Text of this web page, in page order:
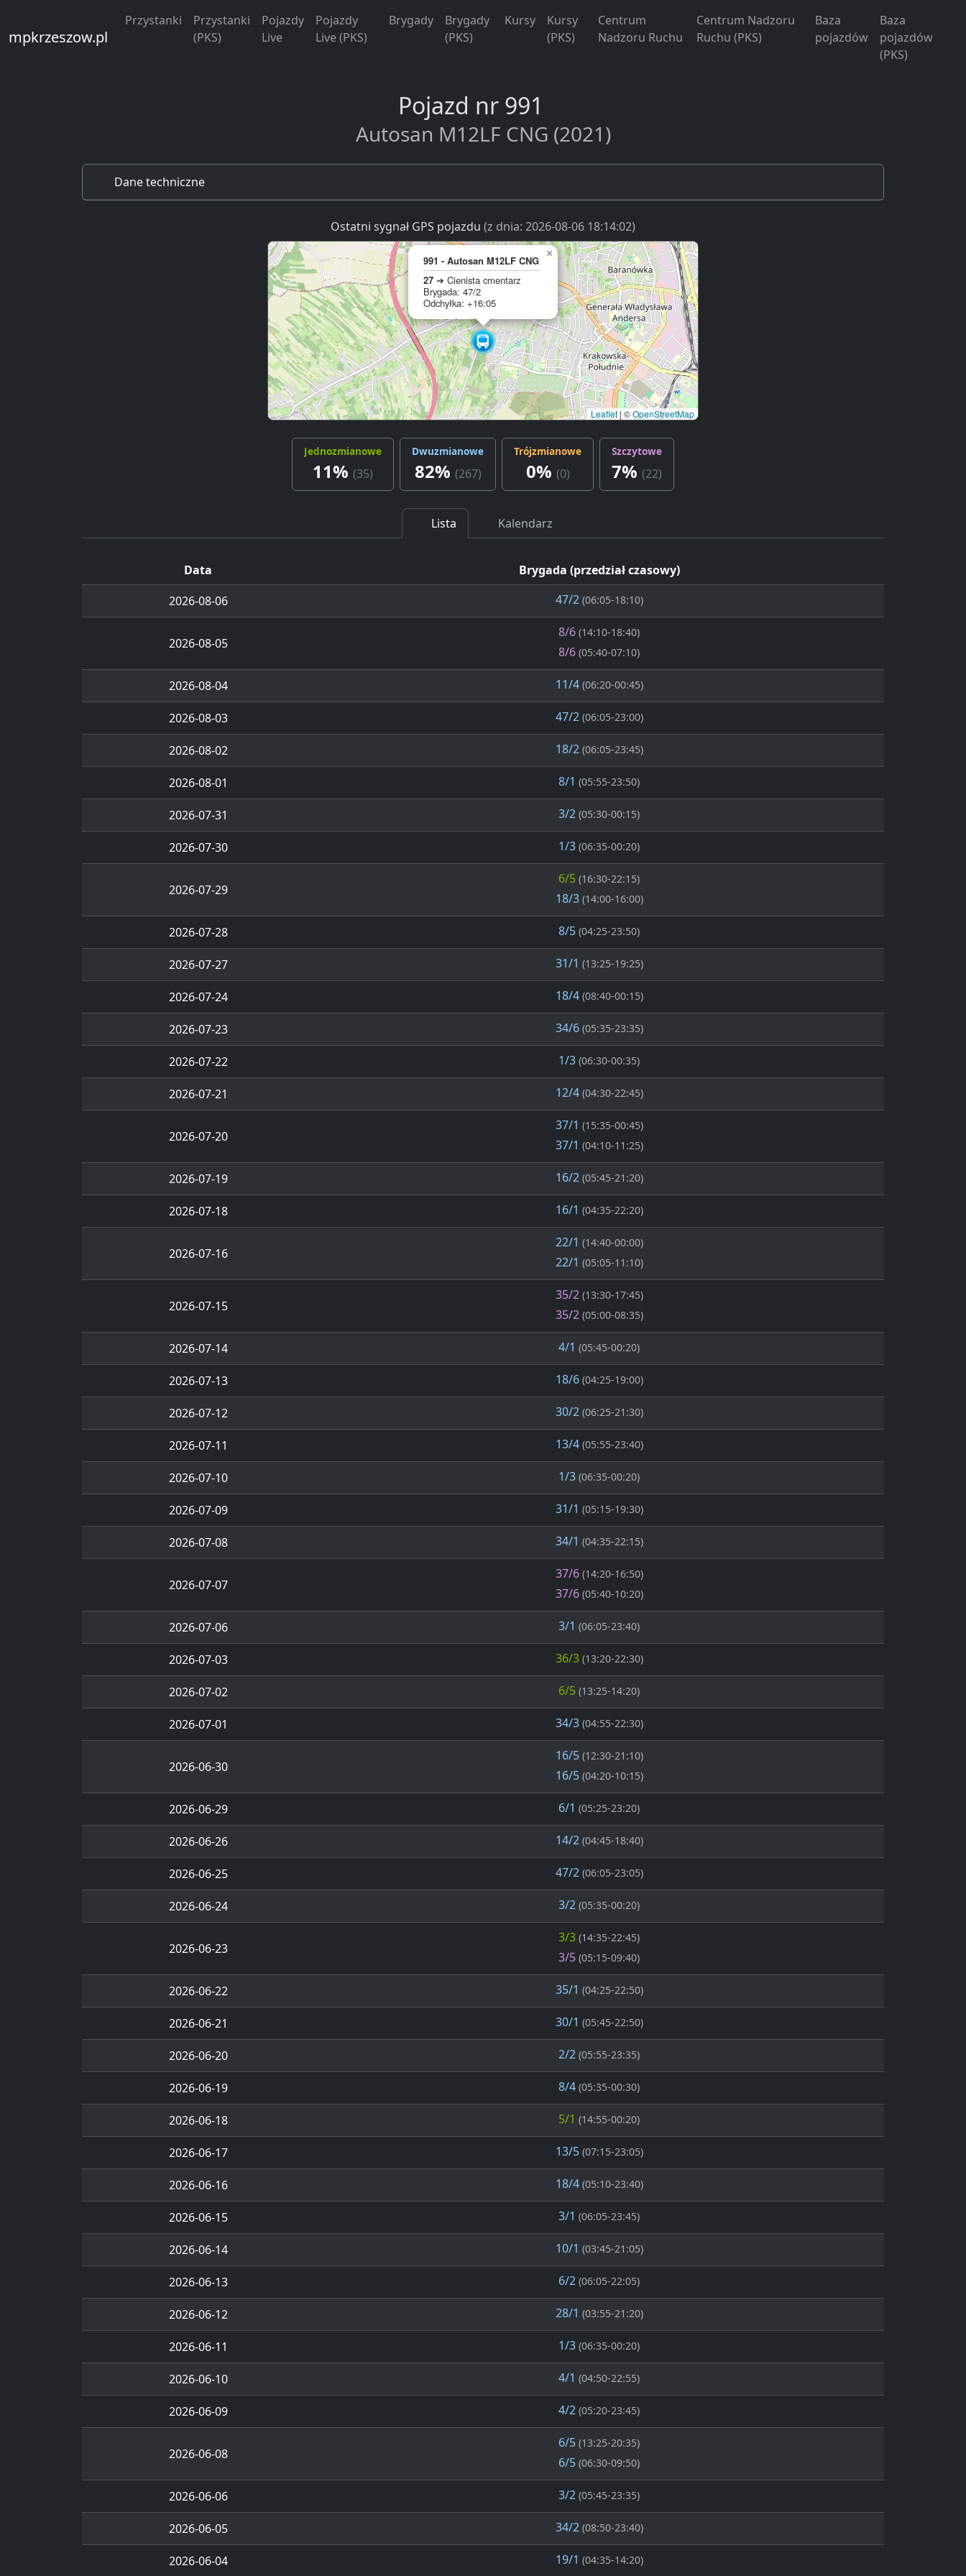
mpkrzeszow.pl
Przystanki
Przystanki
(PKS)
Pojazdy
Live
Pojazdy
Live (PKS)
Brygady
Brygady
(PKS)
Kursy
Kursy
(PKS)
Centrum
Nadzoru Ruchu
Centrum Nadzoru
Ruchu (PKS)
Baza
pojazdów
Baza
pojazdów
(PKS)
Pojazd nr 991
Autosan M12LF CNG (2021)
Dane techniczne
Ostatni sygnał GPS pojazdu (z dnia: 2026-08-06 18:14:02)
991 - Autosan M12LF CNG
27 ➔ Cienista cmentarz
Brygada: 47/2
Odchyłka: +16:05
×
Leaflet |©OpenStreetMap
Jednozmianowe
11% (35)
Dwuzmianowe
82% (267)
Trójzmianowe
0% (0)
Szczytowe
7% (22)
Lista Kalendarz
Data
Brygada (przedział czasowy)
2026-08-06
47/2 (06:05-18:10)
2026-08-05
8/6 (14:10-18:40)
8/6 (05:40-07:10)
2026-08-04 11/4 (06:20-00:45)
2026-08-03 47/2 (06:05-23:00)
2026-08-02 18/2 (06:05-23:45)
2026-08-01 8/1 (05:55-23:50)
2026-07-31 3/2 (05:30-00:15)
2026-07-30 1/3 (06:35-00:20)
2026-07-29
6/5 (16:30-22:15)
18/3 (14:00-16:00)
2026-07-28 8/5 (04:25-23:50)
2026-07-27 31/1 (13:25-19:25)
2026-07-24 18/4 (08:40-00:15)
2026-07-23 34/6 (05:35-23:35)
2026-07-22 1/3 (06:30-00:35)
2026-07-21 12/4 (04:30-22:45)
2026-07-20
37/1 (15:35-00:45)
37/1 (04:10-11:25)
2026-07-19 16/2 (05:45-21:20)
2026-07-18 16/1 (04:35-22:20)
2026-07-16
22/1 (14:40-00:00)
22/1 (05:05-11:10)
2026-07-15
35/2 (13:30-17:45)
35/2 (05:00-08:35)
2026-07-14 4/1 (05:45-00:20)
2026-07-13 18/6 (04:25-19:00)
2026-07-12 30/2 (06:25-21:30)
2026-07-11 13/4 (05:55-23:40)
2026-07-10 1/3 (06:35-00:20)
2026-07-09 31/1 (05:15-19:30)
2026-07-08 34/1 (04:35-22:15)
2026-07-07
37/6 (14:20-16:50)
37/6 (05:40-10:20)
2026-07-06 3/1 (06:05-23:40)
2026-07-03 36/3 (13:20-22:30)
2026-07-02 6/5 (13:25-14:20)
2026-07-01 34/3 (04:55-22:30)
2026-06-30
16/5 (12:30-21:10)
16/5 (04:20-10:15)
2026-06-29 6/1 (05:25-23:20)
2026-06-26 14/2 (04:45-18:40)
2026-06-25 47/2 (06:05-23:05)
2026-06-24 3/2 (05:35-00:20)
2026-06-23
3/3 (14:35-22:45)
3/5 (05:15-09:40)
2026-06-22 35/1 (04:25-22:50)
2026-06-21 30/1 (05:45-22:50)
2026-06-20 2/2 (05:55-23:35)
2026-06-19 8/4 (05:35-00:30)
2026-06-18 5/1 (14:55-00:20)
2026-06-17 13/5 (07:15-23:05)
2026-06-16 18/4 (05:10-23:40)
2026-06-15 3/1 (06:05-23:45)
2026-06-14 10/1 (03:45-21:05)
2026-06-13 6/2 (06:05-22:05)
2026-06-12 28/1 (03:55-21:20)
2026-06-11 1/3 (06:35-00:20)
2026-06-10 4/1 (04:50-22:55)
2026-06-09 4/2 (05:20-23:45)
2026-06-08
6/5 (13:25-20:35)
6/5 (06:30-09:50)
2026-06-06 3/2 (05:45-23:35)
2026-06-05 34/2 (08:50-23:40)
2026-06-04 19/1 (04:35-14:20)